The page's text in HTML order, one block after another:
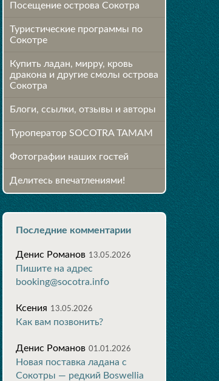
Посещение острова Cокотра
Туристические программы по
Сокотре
Купить ладан, мирру, кровь
дракона и другие смолы острова
Сокотра
Блоги, ссылки, отзывы и авторы
Туроператор SOCOTRA TAMAM
Фотографии наших гостей
Делитесь впечатлениями!
Последние комментарии
Денис Романов 13.05.2026
Пишите на адрес
booking@socotra.info
Ксения 13.05.2026
Как вам позвонить?
Денис Романов 01.01.2026
Новая поставка ладана с
Сокотры — редкий Boswellia